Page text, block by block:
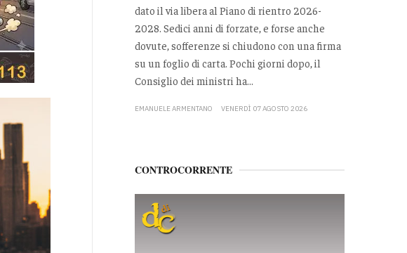
dato il via libera al Piano di rientro 2026-
2028. Sedici anni di forzate, e forse anche
dovute, sofferenze si chiudono con una firma
su un foglio di carta. Pochi giorni dopo, il
Consiglio dei ministri ha...
EMANUELE ARMENTANO VENERDÌ 07 AGOSTO 2026
CONTROCORRENTE